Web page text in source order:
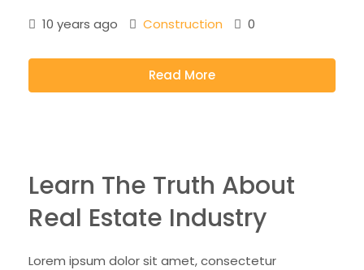
10 years ago Construction 0
Read More
Learn The Truth About
Real Estate Industry
Lorem ipsum dolor sit amet, consectetur